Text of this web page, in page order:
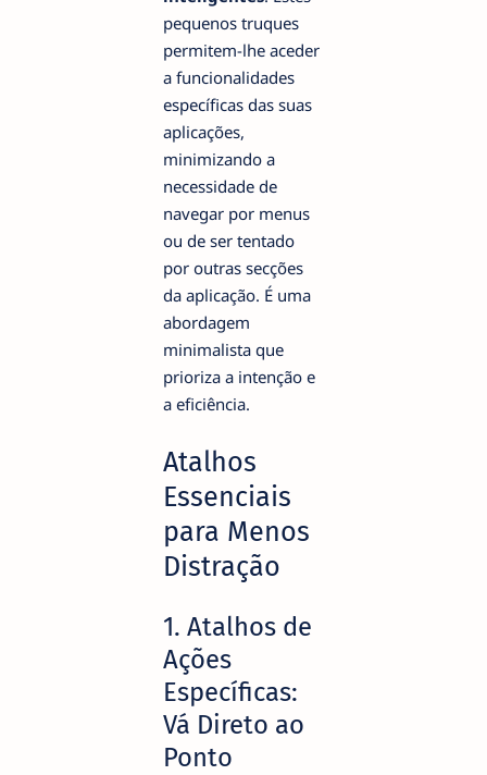
pequenos truques
permitem-lhe aceder
a funcionalidades
específicas das suas
aplicações,
minimizando a
necessidade de
navegar por menus
ou de ser tentado
por outras secções
da aplicação. É uma
abordagem
minimalista que
prioriza a intenção e
a eficiência.
Atalhos
Essenciais
para Menos
Distração
1. Atalhos de
Ações
Específicas:
Vá Direto ao
Ponto